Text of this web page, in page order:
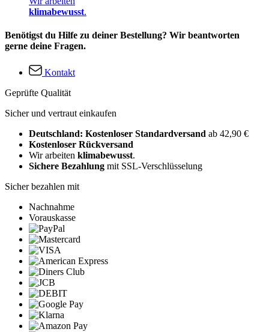
klimabewusst.
Benötigst du Hilfe zu deiner Bestellung? Wir beantworten
gerne deine Fragen.
Kontakt
Geprüfte Qualität
Sicher und vertraut einkaufen
Deutschland: Kostenloser Standardversand ab 42,90 €
Kostenloser Rückversand
Wir arbeiten klimabewusst.
Sichere Bezahlung mit SSL-Verschlüsselung
Sicher bezahlen mit
Nachnahme
Vorauskasse